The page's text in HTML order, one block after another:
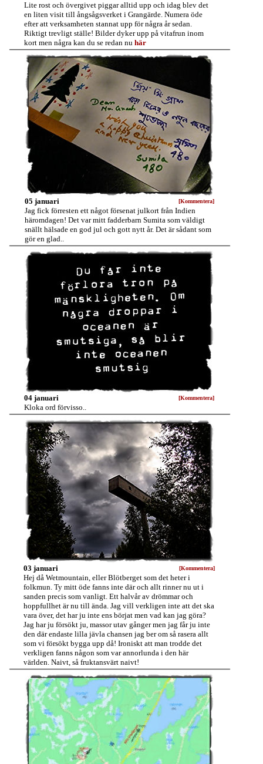
Lite rost och övergivet piggar alltid upp och idag blev det
en liten visit till ångsågsverket i Grangärde. Numera öde
efter att verksamheten stannat upp för några år sedan.
Riktigt trevligt ställe! Bilder dyker upp på vitafrun inom
kort men några kan du se redan nu här
05 januari [Kommentera]
Jag fick förresten ett något försenat julkort från Indien
häromdagen! Det var mitt fadderbarn Sumita som väldigt
snällt hälsade en god jul och gott nytt år. Det är sådant som
gör en glad..
04 januari [Kommentera]
Kloka ord förvisso..
03 januari [Kommentera]
Hej då Wetmountain, eller Blötberget som det heter i
folkmun. Ty mitt öde fanns inte där och allt rinner nu ut i
sanden precis som vanligt. Ett halvår av drömmar och
hoppfullhet är nu till ända. Jag vill verkligen inte att det ska
vara över, det har ju inte ens börjat men vad kan jag göra?
Jag har ju försökt ju, massor utav gånger men jag får ju inte
den där endaste lilla jävla chansen jag ber om så rasera allt
som vi försökt bygga upp då! Ironiskt att man trodde det
verkligen fanns någon som var annorlunda i den här
världen. Naivt, så fruktansvärt naivt!